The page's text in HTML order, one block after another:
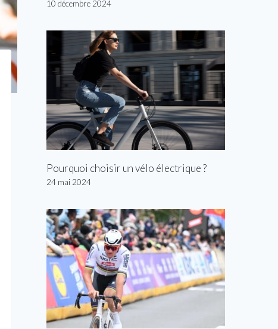
10 décembre 2024
Pourquoi choisir un vélo électrique ?
24 mai 2024